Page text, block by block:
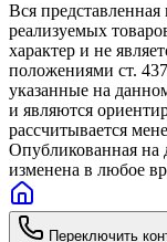
Вся
реализуемых
характер и не
положениями ст.
указанные на
и являются
рассчитывается
Опубликованная на
изменена в любое
Переключить